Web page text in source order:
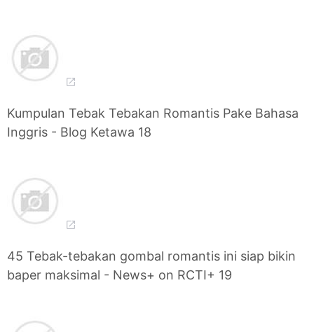
Kumpulan Tebak Tebakan Romantis Pake Bahasa
Inggris - Blog Ketawa 18
45 Tebak-tebakan gombal romantis ini siap bikin
baper maksimal - News+ on RCTI+ 19